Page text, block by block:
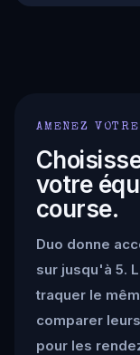
AMENEZ
votre
course.
Duo donne
sur jusqu'à 5.
traquer le
comparer
pour les